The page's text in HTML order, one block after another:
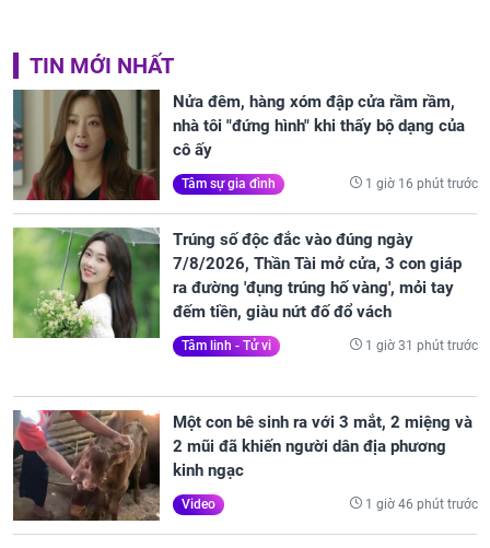
TIN MỚI NHẤT
Nửa đêm, hàng xóm đập cửa rầm rầm,
nhà tôi "đứng hình" khi thấy bộ dạng của
cô ấy
Tâm sự gia đình 1 giờ 16 phút trước
Trúng số độc đắc vào đúng ngày
7/8/2026, Thần Tài mở cửa, 3 con giáp
ra đường 'đụng trúng hố vàng', mỏi tay
đếm tiền, giàu nứt đố đổ vách
Tâm linh - Tử vi 1 giờ 31 phút trước
Một con bê sinh ra với 3 mắt, 2 miệng và
2 mũi đã khiến người dân địa phương
kinh ngạc
Video 1 giờ 46 phút trước